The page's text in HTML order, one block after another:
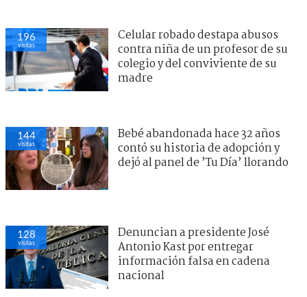
196
visitas
Celular robado destapa abusos
contra niña de un profesor de su
colegio y del conviviente de su
madre
144
visitas
Bebé abandonada hace 32 años
contó su historia de adopción y
dejó al panel de ’Tu Día’ llorando
128
visitas
Denuncian a presidente José
Antonio Kast por entregar
información falsa en cadena
nacional